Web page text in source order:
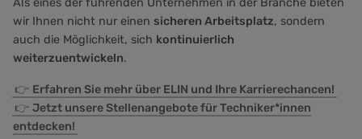
Als eines der führenden Unternehmen in der Branche bieten
wir Ihnen nicht nur einen sicheren Arbeitsplatz, sondern
auch die Möglichkeit, sich kontinuierlich
weiterzuentwickeln.
👉 Erfahren Sie mehr über ELIN und Ihre Karrierechancen!
👉 Jetzt unsere Stellenangebote für Techniker*innen
entdecken!